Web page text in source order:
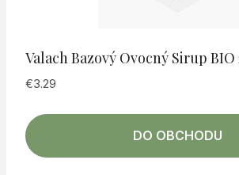
Valach Bazový Ovocný Sirup BIO
€3.29
DO OBCHODU